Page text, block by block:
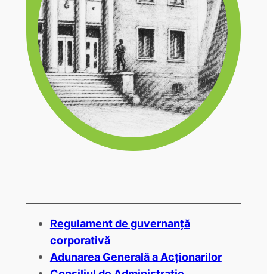
Regulament de guvernanță
corporativă
Adunarea Generală a Acționarilor